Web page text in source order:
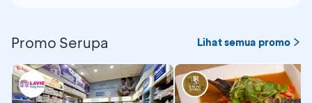
Promo Serupa Lihat semua promo